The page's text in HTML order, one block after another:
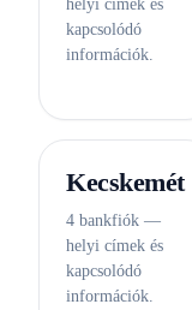
helyi címek és
kapcsolódó
információk.
Kecskemét
4 bankfiók —
helyi címek és
kapcsolódó
információk.